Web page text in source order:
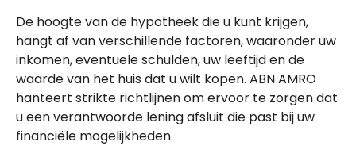
De hoogte van de hypotheek die u kunt krijgen,
hangt af van verschillende factoren, waaronder uw
inkomen, eventuele schulden, uw leeftijd en de
waarde van het huis dat u wilt kopen. ABN AMRO
hanteert strikte richtlijnen om ervoor te zorgen dat
u een verantwoorde lening afsluit die past bij uw
financiële mogelijkheden.